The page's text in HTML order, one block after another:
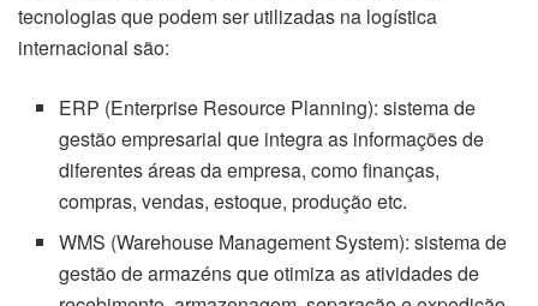
tecnologias que podem ser utilizadas na logística
internacional são:
ERP (Enterprise Resource Planning): sistema de
gestão empresarial que integra as informações de
diferentes áreas da empresa, como finanças,
compras, vendas, estoque, produção etc.
WMS (Warehouse Management System): sistema de
gestão de armazéns que otimiza as atividades de